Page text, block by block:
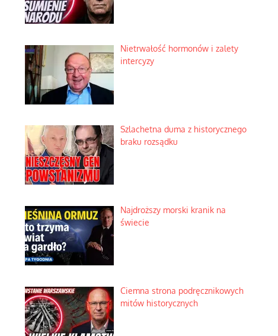
Nietrwałość hormonów i zalety
intercyzy
Szlachetna duma z historycznego
braku rozsądku
Najdroższy morski kranik na
świecie
Ciemna strona podręcznikowych
mitów historycznych